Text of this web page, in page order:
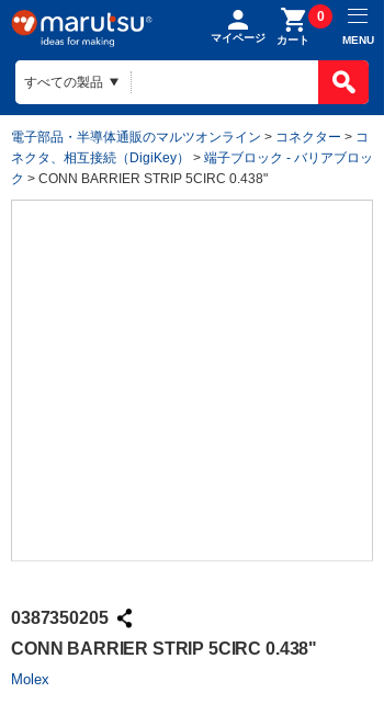
マイページ カート
0
MENU
電子部品・半導体通販のマルツオンライン > コネクター > コ
ネクタ、相互接続（DigiKey）
> 端子ブロック - バリアブロッ
ク > CONN BARRIER STRIP 5CIRC 0.438"
0387350205
CONN BARRIER STRIP 5CIRC 0.438"
Molex